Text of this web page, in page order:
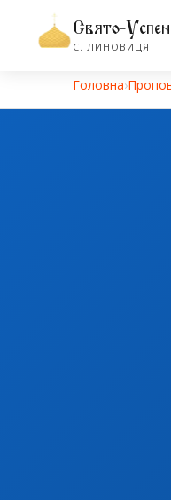
Свято-
С. ЛИНОВИЦЯ
Головна›